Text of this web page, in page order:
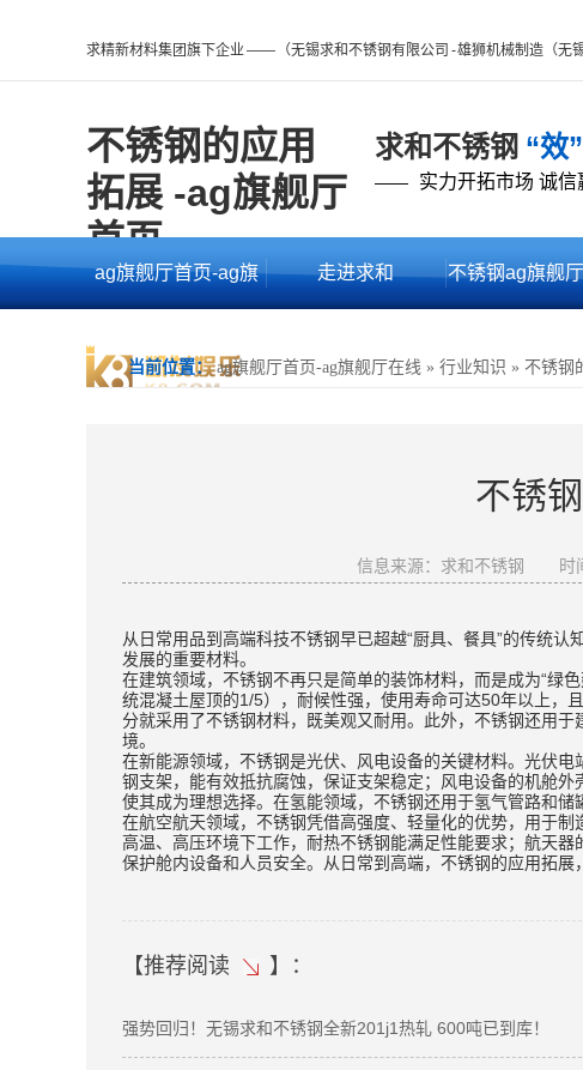
求精新材料集团旗下企业 —— （无锡求和不锈钢有限公司 - 雄狮机械制造（无
不锈钢的应用
拓展 -ag旗舰厅
首页
求和不锈钢 “效”
—— 实力开拓市场 诚信
ag旗舰厅首页-ag旗 走进求和 不锈钢ag旗舰
当前位置： ag旗舰厅首页-ag旗舰厅在线 » 行业知识 » 不锈钢
不锈
信息来源：求和不锈钢 时
从日常用品到高端科技不锈钢早已超越“厨具、餐具”的传统
发展的重要材料。
在建筑领域，不锈钢不再只是简单的装饰材料，而是成为“绿
统混凝土屋顶的1/5），耐候性强，使用寿命可达50年以上，
分就采用了不锈钢材料，既美观又耐用。此外，不锈钢还用
境。
在新能源领域，不锈钢是光伏、风电设备的关键材料。光伏
钢支架，能有效抵抗腐蚀，保证支架稳定；风电设备的机舱
使其成为理想选择。在氢能领域，不锈钢还用于氢气管路和储
在航空航天领域，不锈钢凭借高强度、轻量化的优势，用于
高温、高压环境下工作，耐热不锈钢能满足性能要求；航天
保护舱内设备和人员安全。从日常到高端，不锈钢的应用拓展
【推荐阅读 】：
强势回归！无锡求和不锈钢全新201j1热轧 600吨已到库！